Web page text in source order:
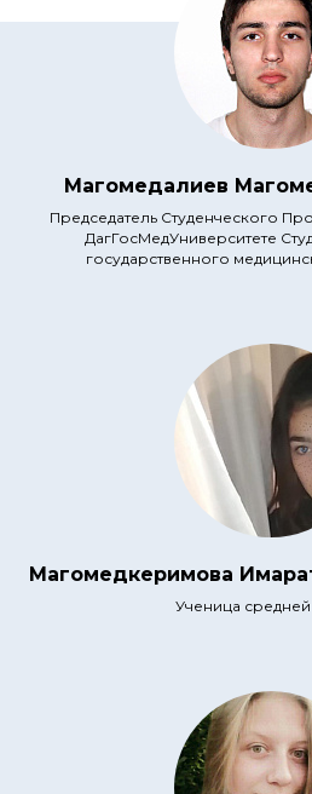
Магомедалиев
Председатель Студенческого
ДагГосМедУниверситете
государственного
Магомедкеримова
Ученица